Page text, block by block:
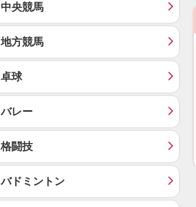
中央競馬
地方競馬
卓球
バレー
格闘技
バドミントン